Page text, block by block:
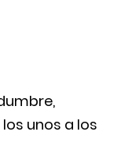
unos a los